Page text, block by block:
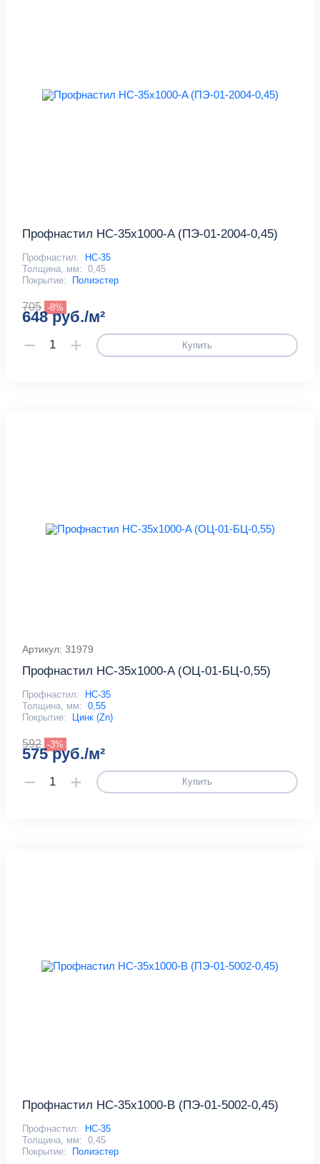
Профнастил НС-35x1000-A (ПЭ-01-2004-0,45)
Профнастил:
НС-35
Толщина, мм: 0,45
Покрытие:
Полиэстер
705 -8%
648 руб./м²
Купить
Артикул: 31979
Профнастил НС-35x1000-A (ОЦ-01-БЦ-0,55)
Профнастил:
НС-35
Толщина, мм: 0,55
Покрытие:
Цинк (Zn)
592 -3%
575 руб./м²
Купить
Профнастил НС-35x1000-B (ПЭ-01-5002-0,45)
Профнастил:
НС-35
Толщина, мм: 0,45
Покрытие:
Полиэстер